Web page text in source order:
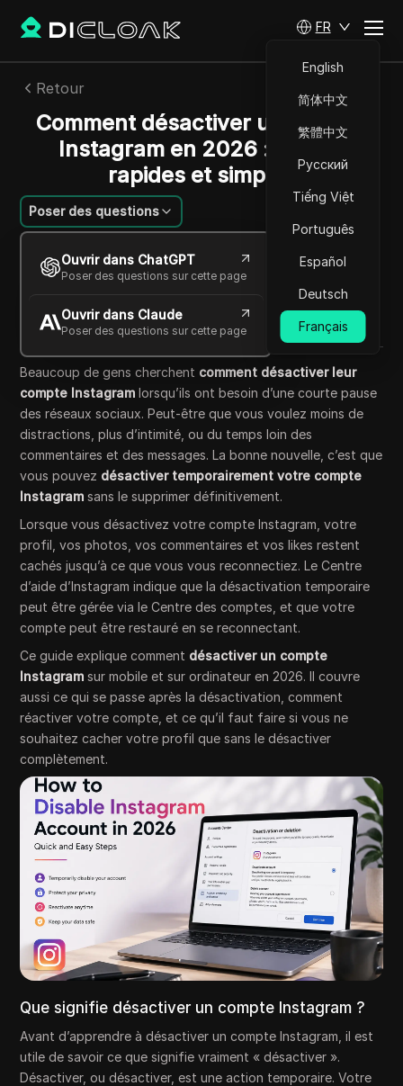
FR
English
简体中文
繁體中文
Русский
Tiếng Việt
Português
Español
Deutsch
Français
Retour
Comment désactiver un compte
Instagram en 2026 : étapes
rapides et simples
Poser des questions
Ouvrir dans ChatGPT
Poser des questions sur cette page
Ouvrir dans Claude
Poser des questions sur cette page
William Davis
29 mai 2026 6 min de lecture
Copy Link
Beaucoup de gens cherchent comment désactiver leur
compte Instagram lorsqu’ils ont besoin d’une courte pause
des réseaux sociaux. Peut-être que vous voulez moins de
distractions, plus d’intimité, ou du temps loin des
commentaires et des messages. La bonne nouvelle, c’est que
vous pouvez désactiver temporairement votre compte
Instagram sans le supprimer définitivement.
Lorsque vous désactivez votre compte Instagram, votre
profil, vos photos, vos commentaires et vos likes restent
cachés jusqu’à ce que vous vous reconnectiez. Le Centre
d’aide d’Instagram indique que la désactivation temporaire
peut être gérée via le Centre des comptes, et que votre
compte peut être restauré en se reconnectant.
Ce guide explique comment désactiver un compte
Instagram sur mobile et sur ordinateur en 2026. Il couvre
aussi ce qui se passe après la désactivation, comment
réactiver votre compte, et ce qu’il faut faire si vous ne
souhaitez cacher votre profil que sans le désactiver
complètement.
Que signifie désactiver un compte Instagram ?
Avant d’apprendre à désactiver un compte Instagram, il est
utile de savoir ce que signifie vraiment « désactiver ».
Désactiver, ou désactiver, est une action temporaire. Votre